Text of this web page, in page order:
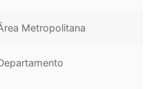
Metropolitana